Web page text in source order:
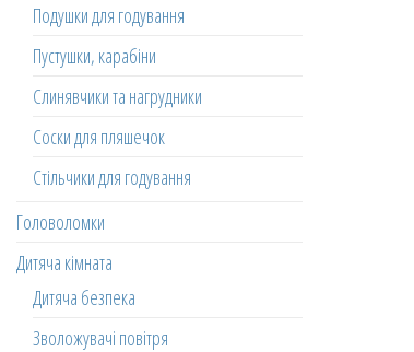
Подушки для годування
Пустушки, карабіни
Слинявчики та нагрудники
Соски для пляшечок
Стільчики для годування
Головоломки
Дитяча кімната
Дитяча безпека
Зволожувачі повітря